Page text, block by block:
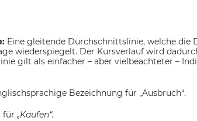
Eine gleitende Durchschnittslinie, welche die
wiederspiegelt. Der Kursverlauf wird
gilt als einfacher – aber vielbeachteter –
Bezeichnung für „Ausbruch“.
für „Kaufen“.